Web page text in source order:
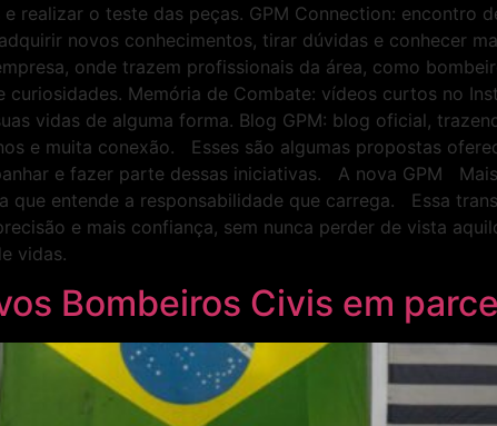
realizar o teste das peças. GPM Connection: encontro
novos conhecimentos, tirar dúvidas e conhecer
onde trazem profissionais da área, como
Memória de Combate: vídeos curtos no
vidas de alguma forma. Blog GPM: blog oficial,
e muita conexão. Esses são algumas propostas
e fazer parte dessas iniciativas. A nova GPM
que entende a responsabilidade que carrega. Essa
e mais confiança, sem nunca perder de vista
vidas.
Bombeiros Civis em